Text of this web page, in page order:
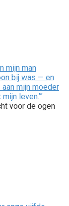
mijn man
bij was — en
mijn moeder
leven.’”
voor de ogen